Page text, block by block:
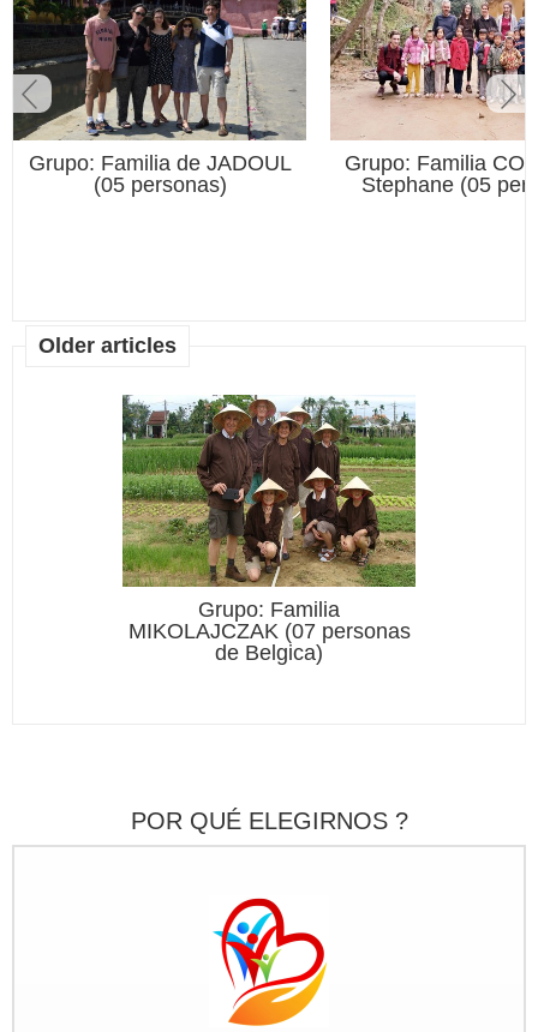
Grupo: Familia de JADOUL
(05 personas)
Grupo: Familia
Stephane (05
Older articles
Grupo: Familia
MIKOLAJCZAK (07 personas
de Belgica)
POR QUÉ ELEGIRNOS ?